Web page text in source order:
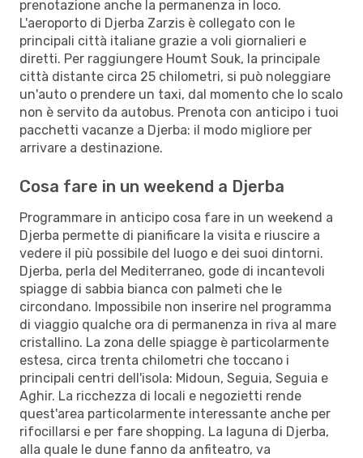
prenotazione anche la permanenza in loco.
L'aeroporto di Djerba Zarzis è collegato con le
principali città italiane grazie a voli giornalieri e
diretti. Per raggiungere Houmt Souk, la principale
città distante circa 25 chilometri, si può noleggiare
un'auto o prendere un taxi, dal momento che lo scalo
non è servito da autobus. Prenota con anticipo i tuoi
pacchetti vacanze a Djerba: il modo migliore per
arrivare a destinazione.
Cosa fare in un weekend a Djerba
Programmare in anticipo cosa fare in un weekend a
Djerba permette di pianificare la visita e riuscire a
vedere il più possibile del luogo e dei suoi dintorni.
Djerba, perla del Mediterraneo, gode di incantevoli
spiagge di sabbia bianca con palmeti che le
circondano. Impossibile non inserire nel programma
di viaggio qualche ora di permanenza in riva al mare
cristallino. La zona delle spiagge è particolarmente
estesa, circa trenta chilometri che toccano i
principali centri dell'isola: Midoun, Seguia, Seguia e
Aghir. La ricchezza di locali e negozietti rende
quest'area particolarmente interessante anche per
rifocillarsi e per fare shopping. La laguna di Djerba,
alla quale le dune fanno da anfiteatro, va